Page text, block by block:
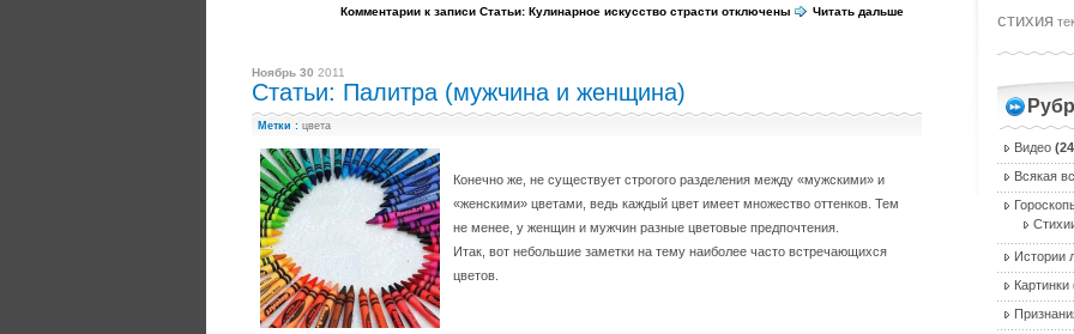
Комментарии к записи Статьи: Кулинарное искусство страсти отключены Читать дальше
Ноябрь 30 2011
Статьи: Палитра (мужчина и женщина)
Метки : цвета
Конечно же, не существует строгого разделения между «мужскими» и
«женскими» цветами, ведь каждый цвет имеет множество оттенков. Тем
не менее, у женщин и мужчин разные цветовые предпочтения.
Итак, вот небольшие заметки на тему наиболее часто встречающихся
цветов.
стихия
Видео
Всякая
Истории
Картинки